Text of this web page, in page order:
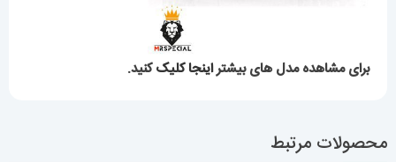
برای مشاهده مدل های بیشتراینجا کلیککنید.
محصولات مرتبط